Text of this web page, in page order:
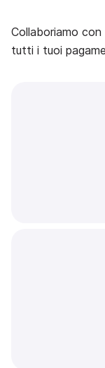
Collaboriamo
tutti i tuoi